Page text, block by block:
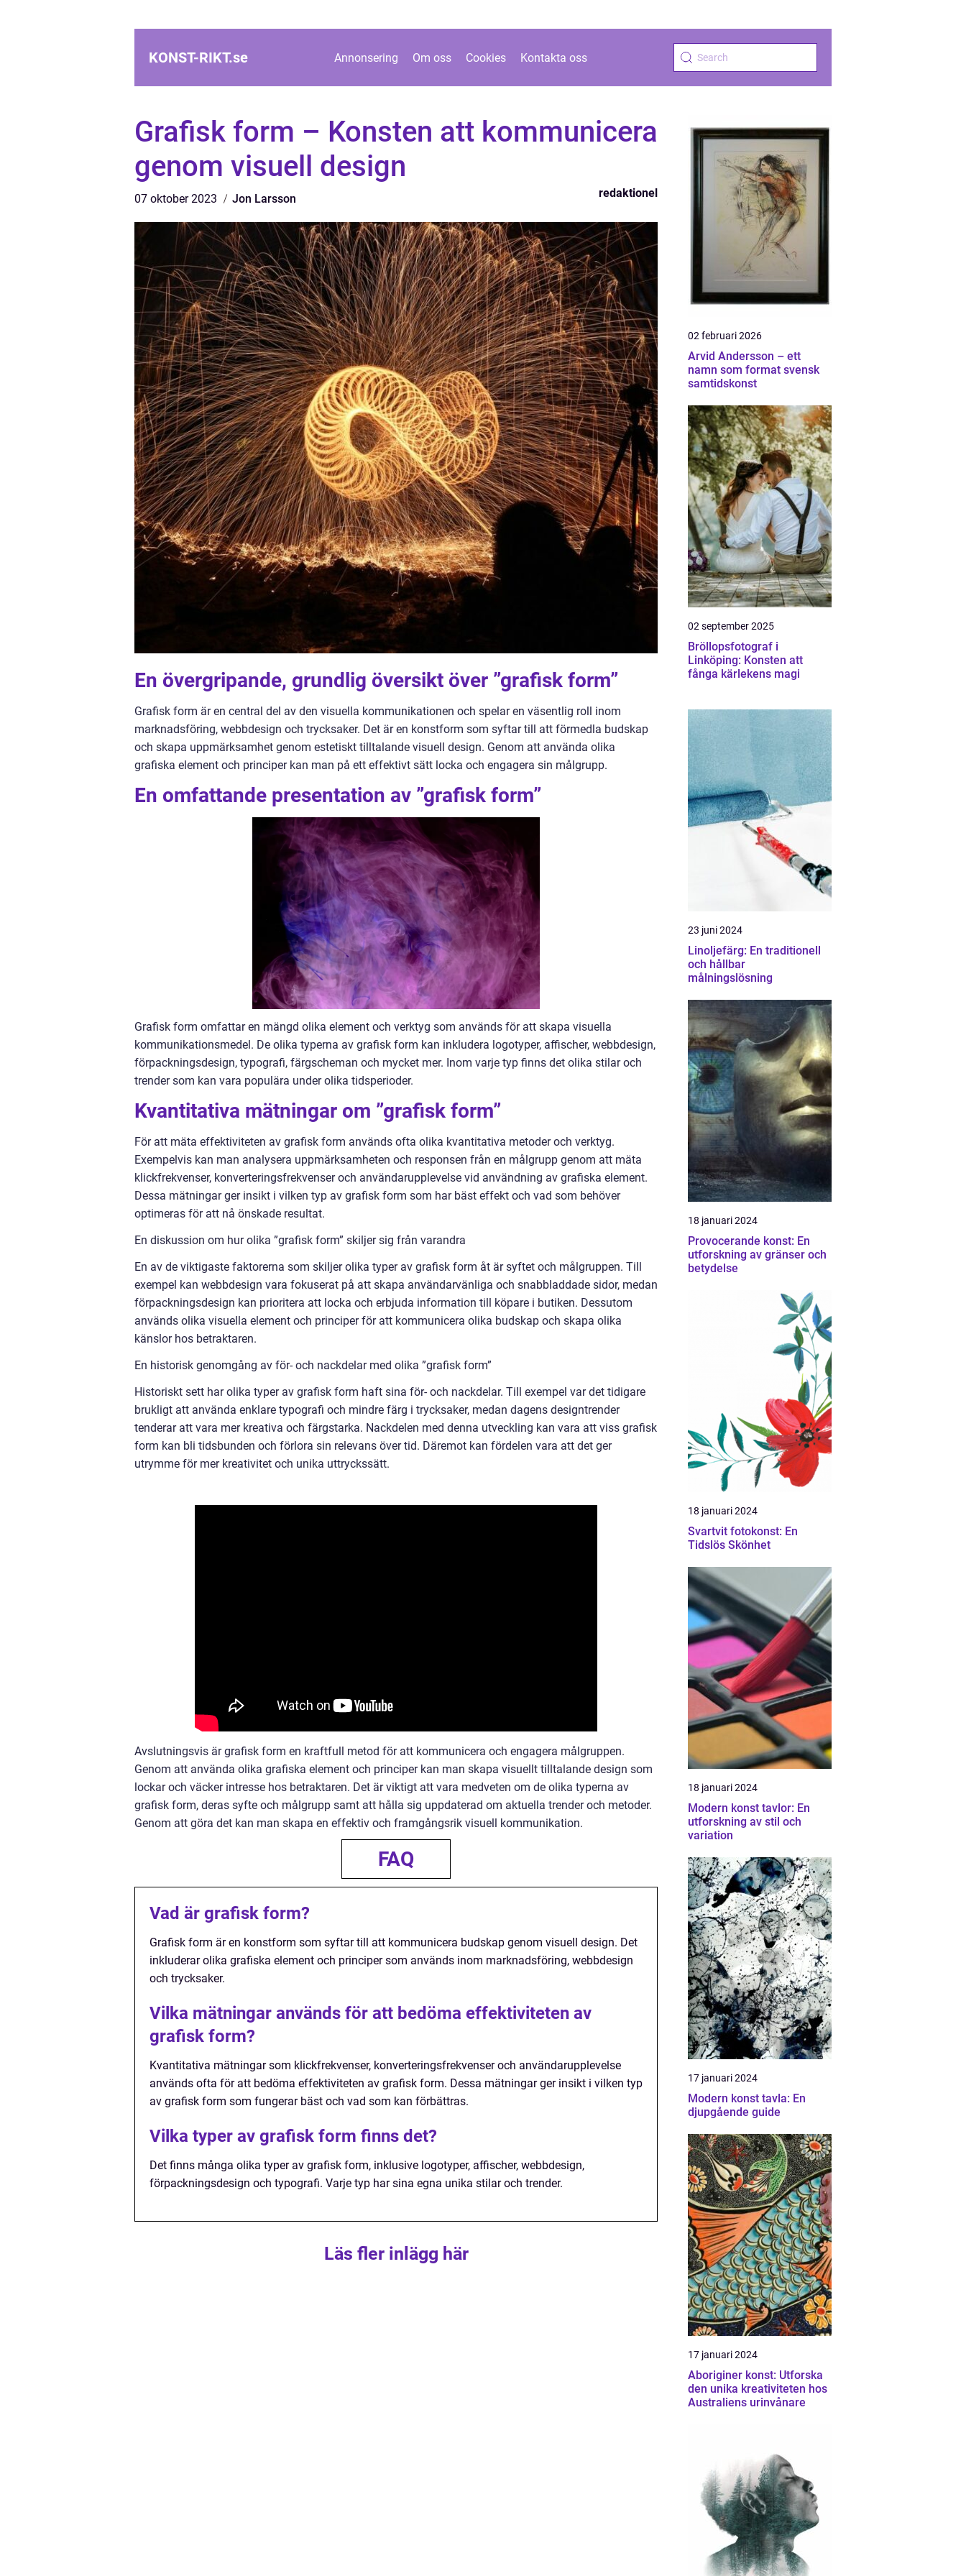
KONST-RIKT.se Annonsering Om oss Cookies Kontakta oss
Grafisk form – Konsten att kommunicera
genom visuell design
07 oktober 2023 Jon Larsson redaktionel
En övergripande, grundlig översikt över ”grafisk form”
Grafisk form är en central del av den visuella kommunikationen och spelar en väsentlig roll inom
marknadsföring, webbdesign och trycksaker. Det är en konstform som syftar till att förmedla budskap
och skapa uppmärksamhet genom estetiskt tilltalande visuell design. Genom att använda olika
grafiska element och principer kan man på ett effektivt sätt locka och engagera sin målgrupp.
En omfattande presentation av ”grafisk form”
Grafisk form omfattar en mängd olika element och verktyg som används för att skapa visuella
kommunikationsmedel. De olika typerna av grafisk form kan inkludera logotyper, affischer, webbdesign,
förpackningsdesign, typografi, färgscheman och mycket mer. Inom varje typ finns det olika stilar och
trender som kan vara populära under olika tidsperioder.
Kvantitativa mätningar om ”grafisk form”
För att mäta effektiviteten av grafisk form används ofta olika kvantitativa metoder och verktyg.
Exempelvis kan man analysera uppmärksamheten och responsen från en målgrupp genom att mäta
klickfrekvenser, konverteringsfrekvenser och användarupplevelse vid användning av grafiska element.
Dessa mätningar ger insikt i vilken typ av grafisk form som har bäst effekt och vad som behöver
optimeras för att nå önskade resultat.
En diskussion om hur olika ”grafisk form” skiljer sig från varandra
En av de viktigaste faktorerna som skiljer olika typer av grafisk form åt är syftet och målgruppen. Till
exempel kan webbdesign vara fokuserat på att skapa användarvänliga och snabbladdade sidor, medan
förpackningsdesign kan prioritera att locka och erbjuda information till köpare i butiken. Dessutom
används olika visuella element och principer för att kommunicera olika budskap och skapa olika
känslor hos betraktaren.
En historisk genomgång av för- och nackdelar med olika ”grafisk form”
Historiskt sett har olika typer av grafisk form haft sina för- och nackdelar. Till exempel var det tidigare
brukligt att använda enklare typografi och mindre färg i trycksaker, medan dagens designtrender
tenderar att vara mer kreativa och färgstarka. Nackdelen med denna utveckling kan vara att viss grafisk
form kan bli tidsbunden och förlora sin relevans över tid. Däremot kan fördelen vara att det ger
utrymme för mer kreativitet och unika uttryckssätt.
Avslutningsvis är grafisk form en kraftfull metod för att kommunicera och engagera målgruppen.
Genom att använda olika grafiska element och principer kan man skapa visuellt tilltalande design som
lockar och väcker intresse hos betraktaren. Det är viktigt att vara medveten om de olika typerna av
grafisk form, deras syfte och målgrupp samt att hålla sig uppdaterad om aktuella trender och metoder.
Genom att göra det kan man skapa en effektiv och framgångsrik visuell kommunikation.
FAQ
Vad är grafisk form?
Grafisk form är en konstform som syftar till att kommunicera budskap genom visuell design. Det
inkluderar olika grafiska element och principer som används inom marknadsföring, webbdesign
och trycksaker.
Vilka mätningar används för att bedöma effektiviteten av
grafisk form?
Kvantitativa mätningar som klickfrekvenser, konverteringsfrekvenser och användarupplevelse
används ofta för att bedöma effektiviteten av grafisk form. Dessa mätningar ger insikt i vilken typ
av grafisk form som fungerar bäst och vad som kan förbättras.
Vilka typer av grafisk form finns det?
Det finns många olika typer av grafisk form, inklusive logotyper, affischer, webbdesign,
förpackningsdesign och typografi. Varje typ har sina egna unika stilar och trender.
Läs fler inlägg här
02 februari 2026
Arvid Andersson – ett
namn som format svensk
samtidskonst
02 september 2025
Bröllopsfotograf i
Linköping: Konsten att
fånga kärlekens magi
23 juni 2024
Linoljefärg: En traditionell
och hållbar
målningslösning
18 januari 2024
Provocerande konst: En
utforskning av gränser och
betydelse
18 januari 2024
Svartvit fotokonst: En
Tidslös Skönhet
18 januari 2024
Modern konst tavlor: En
utforskning av stil och
variation
17 januari 2024
Modern konst tavla: En
djupgående guide
17 januari 2024
Aboriginer konst: Utforska
den unika kreativiteten hos
Australiens urinvånare